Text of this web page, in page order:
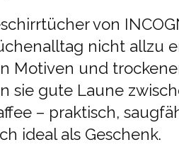
von
nicht allzu
Motiven und
sie gute Laune
– praktisch,
ideal als Geschenk.